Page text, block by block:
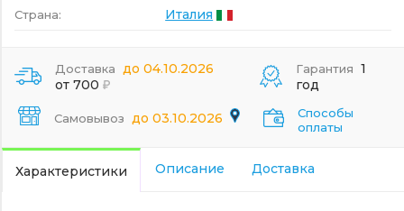
Страна: Италия
Доставка до 04.10.2026
от 700
Самовывоз до 03.10.2026
Гарантия 1
год
Способы
оплаты
Характеристики Описание Доставка